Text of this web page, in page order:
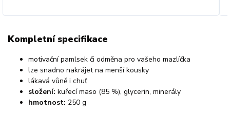
Kompletní specifikace
motivační pamlsek či odměna pro vašeho mazlíčka
lze snadno nakrájet na menší kousky
lákavá vůně i chuť
složení: kuřecí maso (85 %), glycerin, minerály
hmotnost: 250 g